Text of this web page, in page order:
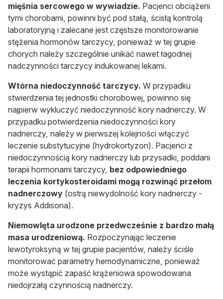
mięśnia sercowego w wywiadzie. Pacjenci obciążeni
tymi chorobami, powinni być pod stałą, ścisłą kontrolą
laboratoryjną i zalecane jest częstsze monitorowanie
stężenia hormonów tarczycy, ponieważ w tej grupie
chorych należy szczególnie unikać nawet łagodnej
nadczynności tarczycy indukowanej lekami.
Wtórna niedoczynność tarczycy. W przypadku
stwierdzenia tej jednostki chorobowej, powinno się
najpierw wykluczyć niedoczynność kory nadnerczy. W
przypadku potwierdzenia niedoczynności kory
nadnerczy, należy w pierwszej kolejności włączyć
leczenie substytucyjne (hydrokortyzon). Pacjenci z
niedoczynnością kory nadnerczy lub przysadki, poddani
terapii hormonami tarczycy, bez odpowiedniego
leczenia kortykosteroidami mogą rozwinąć przełom
nadnerczowy (ostrą niewydolność kory nadnerczy -
kryzys Addisona).
Niemowlęta urodzone przedwcześnie z bardzo małą
masa urodzeniową. Rozpoczynając leczenie
lewotyroksyną w tej grupie pacjentów, należy ściśle
monitorować parametry hemodynamiczne, ponieważ
może wystąpić zapaść krążeniowa spowodowana
niedojrzałą czynnością nadnerczy.